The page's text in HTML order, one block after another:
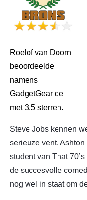
Roelof van Doorn
beoordeelde
namens
GadgetGear de
met 3.5 sterren.
Steve Jobs kennen
serieuze vent.
student van That
de succesvolle
nog wel in staat om